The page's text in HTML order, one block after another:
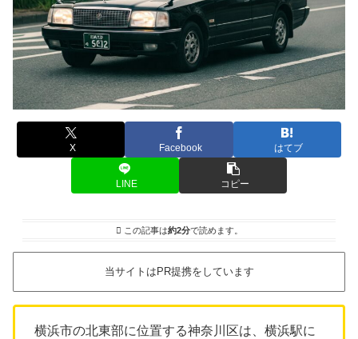
X Facebook はてブ
LINE コピー
この記事は約2分で読めます。
当サイトはPR提携をしています
横浜市の北東部に位置する神奈川区は、横浜駅に